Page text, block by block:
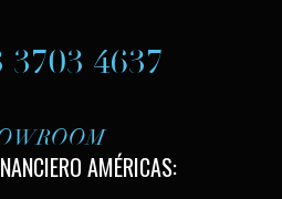
3703 4637
AMÉRICAS: